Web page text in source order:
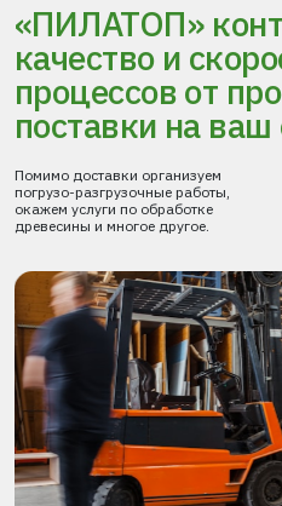
«ПИЛАТОП»
качество и
процессовот
поставки на ваш
Помимо доставки организуем
погрузо-разгрузочные работы,
окажем услуги по обработке
древесины и многое другое.